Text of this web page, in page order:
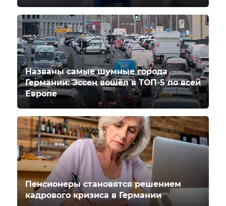
Названы самые шумные города
Германии: Эссен вошёл в ТОП-5 по всей
Европе
Пенсионеры становятся решением
кадрового кризиса в Германии